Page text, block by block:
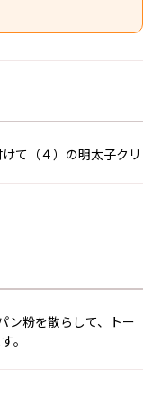
て（４）の明太子クリ
ン粉を散らして、トー
。